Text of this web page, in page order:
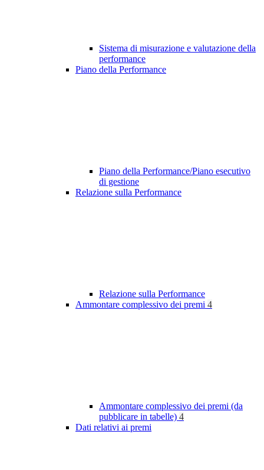
Sistema di misurazione e valutazione della
performance
Piano della Performance
Piano della Performance/Piano esecutivo
di gestione
Relazione sulla Performance
Relazione sulla Performance
Ammontare complessivo dei premi 4
Ammontare complessivo dei premi (da
pubblicare in tabelle) 4
Dati relativi ai premi